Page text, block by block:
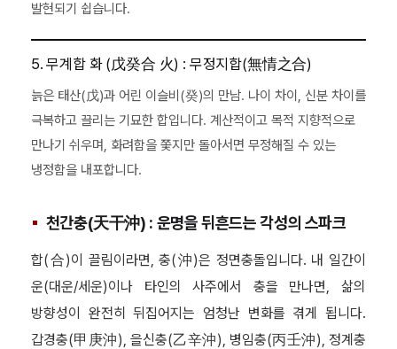
발현되기 쉽습니다.
5. 무계합 화 (戊癸合 火) : 무정지합(無情之合)
늙은 태산(戊)과 어린 이슬비(癸)의 만남. 나이 차이, 신분 차이를
극복하고 끌리는 기묘한 합입니다. 계산적이고 목적 지향적으로
만나기 쉬우며, 화려함을 쫓지만 돌아서면 무정해질 수 있는
냉정함을 내포합니다.
천간충(天干沖) : 운명을 뒤흔드는 각성의 스파크
합(合)이 끌림이라면, 충(沖)은 정면충돌입니다. 내 일간이
운(대운/세운)이나 타인의 사주에서 충을 만나면, 삶의
방향성이 완전히 뒤집어지는 엄청난 변화를 겪게 됩니다.
갑경충(甲庚沖), 을신충(乙辛沖), 병임충(丙壬沖), 정계충